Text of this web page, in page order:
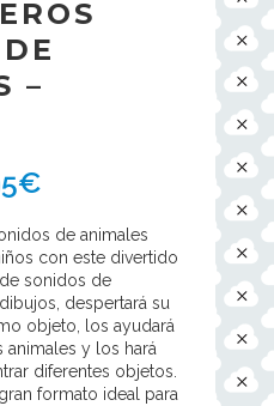
–
€
de animales
con este divertido
sonidos de
despertará su
objeto, los ayudará
animales y los hará
diferentes objetos.
formato ideal para